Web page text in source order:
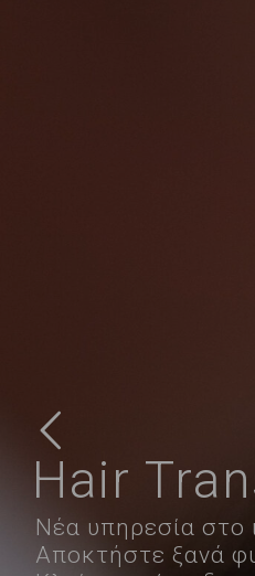
Hair
Νέα υπηρεσία στο
Αποκτήστε ξανά